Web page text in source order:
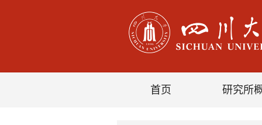
首页 研究所